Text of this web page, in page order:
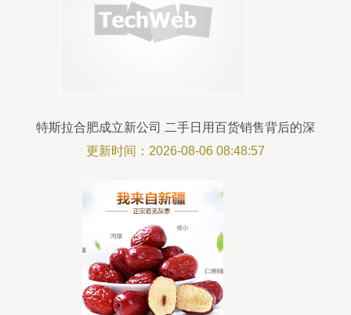
特斯拉合肥成立新公司 二手日用百货销售背后的深
层意图
更新时间：2026-08-06 08:48:57